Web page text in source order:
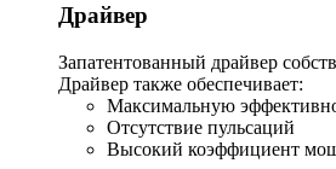
Драйвер
Запатентованный драйвер
Драйвер также обеспечивает:
Максимальную
Отсутствие пульсаций
Высокий коэффициент